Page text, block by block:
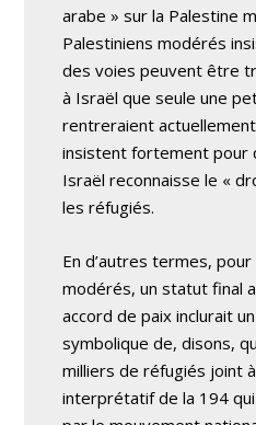
arabe » sur la Palestine
Palestiniens modérés
des voies peuvent être
à Israël que seule une
rentreraient
insistent fortement pour
Israël reconnaisse le «
les réfugiés.
En d’autres termes,
modérés, un statut final
accord de paix inclurait
symbolique de, disons,
milliers de réfugiés joint
interprétatif de la 194